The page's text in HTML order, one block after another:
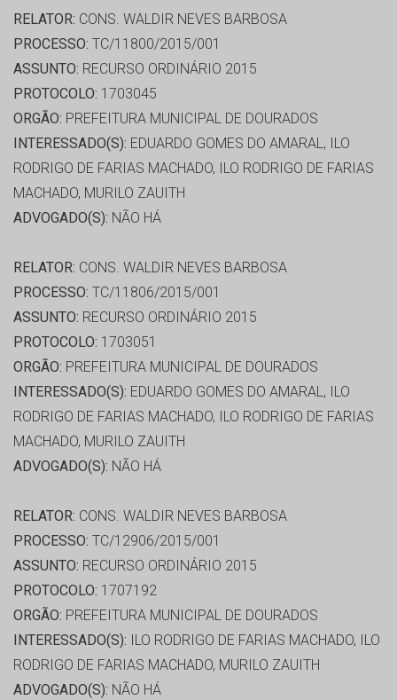
RELATOR: CONS. WALDIR NEVES BARBOSA
PROCESSO: TC/11800/2015/001
ASSUNTO: RECURSO ORDINÁRIO 2015
PROTOCOLO: 1703045
ORGÃO: PREFEITURA MUNICIPAL DE DOURADOS
INTERESSADO(S): EDUARDO GOMES DO AMARAL, ILO
RODRIGO DE FARIAS MACHADO, ILO RODRIGO DE FARIAS
MACHADO, MURILO ZAUITH
ADVOGADO(S): NÃO HÁ
RELATOR: CONS. WALDIR NEVES BARBOSA
PROCESSO: TC/11806/2015/001
ASSUNTO: RECURSO ORDINÁRIO 2015
PROTOCOLO: 1703051
ORGÃO: PREFEITURA MUNICIPAL DE DOURADOS
INTERESSADO(S): EDUARDO GOMES DO AMARAL, ILO
RODRIGO DE FARIAS MACHADO, ILO RODRIGO DE FARIAS
MACHADO, MURILO ZAUITH
ADVOGADO(S): NÃO HÁ
RELATOR: CONS. WALDIR NEVES BARBOSA
PROCESSO: TC/12906/2015/001
ASSUNTO: RECURSO ORDINÁRIO 2015
PROTOCOLO: 1707192
ORGÃO: PREFEITURA MUNICIPAL DE DOURADOS
INTERESSADO(S): ILO RODRIGO DE FARIAS MACHADO, ILO
RODRIGO DE FARIAS MACHADO, MURILO ZAUITH
ADVOGADO(S): NÃO HÁ